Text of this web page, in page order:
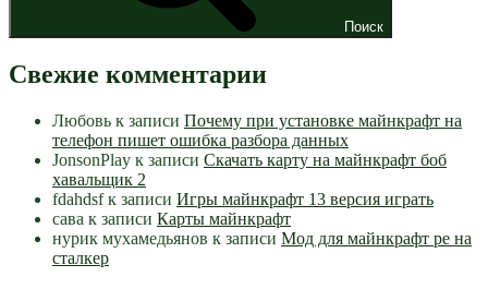
Поиск
Свежие комментарии
Любовь к записи Почему при установке майнкрафт на
телефон пишет ошибка разбора данных
JonsonPlay к записи Скачать карту на майнкрафт боб
хавальщик 2
fdahdsfк записи Игры майнкрафт 13 версия играть
сава к записи Карты майнкрафт
нурик мухамедьянов к записи Мод для майнкрафт pe на
сталкер